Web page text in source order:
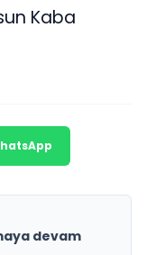
Kaba
devam